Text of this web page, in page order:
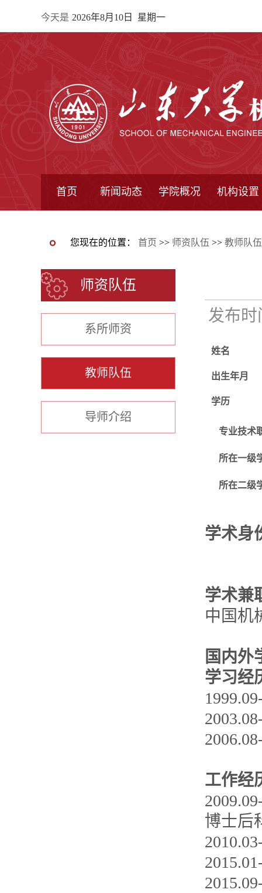
今天是 2026年8月10日 星期一
首页 新闻动态 学院概况 机构设置
您现在的位置： 首页 >> 师资队伍 >> 教师队伍
师资队伍
系所师资
教师队伍
导师介绍
发布
姓名
出生年月
学历
专业技术
所在一级
所在二级
学术身
学术兼
中国机
国内外
学习经
工作经
博士后